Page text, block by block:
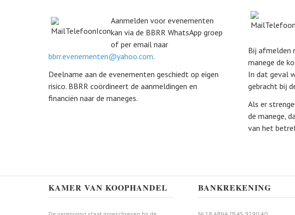
Aanmelden voor evenementen
kan via de BBRR WhatsApp groep
of per email naar
bbrr.evenementen@yahoo.com.
Deelname aan de evenementen geschiedt op eigen
risico. BBRR coördineert de aanmeldingen en
financiën naar de maneges.
Bij afmelden
manege de
In dat geval
gebracht bij
Als er
de manege,
van het
KAMER VAN KOOPHANDEL BANKREKENING